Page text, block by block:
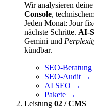
Wir analysieren
Console,
Jeden Monat: Jour
nächste Schritte. AI-
Gemini und
kündbar.
SEO-Beratung
SEO-Audit →
AI SEO →
Pakete →
Leistung 02 / CMS